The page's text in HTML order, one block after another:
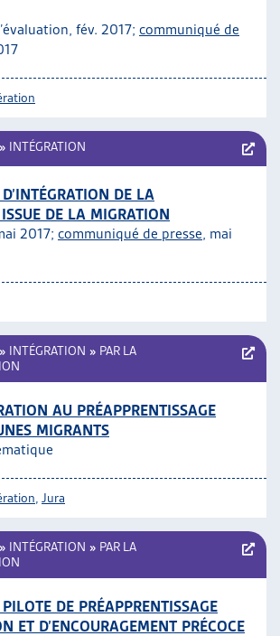
fév. 2017; communiqué de
» INTÉGRATION
DE LA
DE LA MIGRATION
2017; communiqué de presse, mai
» INTÉGRATION » PAR LA
AU PRÉAPPRENTISSAGE
MIGRANTS
Jura
» INTÉGRATION » PAR LA
DE PRÉAPPRENTISSAGE
ET D’ENCOURAGEMENT PRÉCOCE